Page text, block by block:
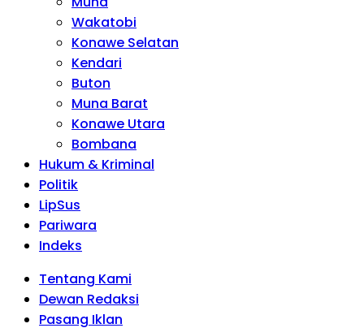
Wakatobi
Konawe Selatan
Kendari
Buton
Muna Barat
Konawe Utara
Bombana
Hukum & Kriminal
Politik
LipSus
Pariwara
Indeks
Tentang Kami
Dewan Redaksi
Pasang Iklan